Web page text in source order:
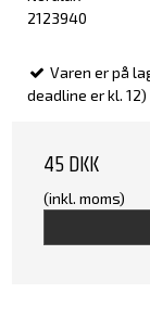
2123940
Varen er på
deadline er kl. 12)
45 DKK
(inkl. moms)